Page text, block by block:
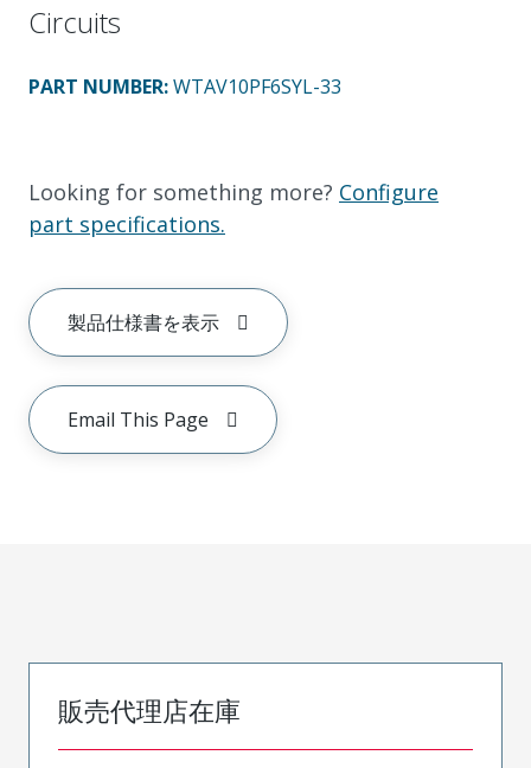
Circuits
PART NUMBER:WTAV10PF6SYL-33
Looking for something more? Configure
part specifications.
製品仕様書を表示
Email This Page
販売代理店在庫